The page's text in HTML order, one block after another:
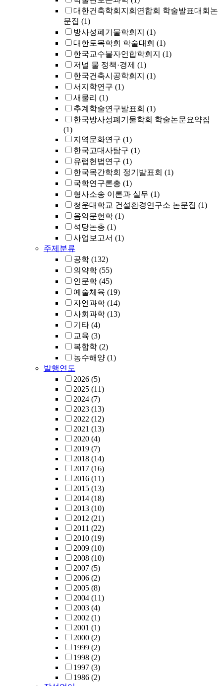
대한건축학회지회연합회 학술발표대회논
문집 (1)
방사성폐기물학회지 (1)
대한토목학회 학술대회 (1)
한국교수불자연합학회지 (1)
저널 물 정책·경제 (1)
한국건축시공학회지 (1)
서지학연구 (1)
새물리 (1)
추계학술연구발표회 (1)
한국방사성폐기물학회 학술논문요약집
(1)
지역문화연구 (1)
한국고대사탐구 (1)
유럽헌법연구 (1)
한국목간학회 정기발표회 (1)
국학연구론총 (1)
형사소송 이론과 실무 (1)
청운대학교 건설환경연구소 논문집 (1)
음악문헌학 (1)
석당논총 (1)
사업보고서 (1)
주제분류
공학 (132)
의약학 (55)
인문학 (45)
예술체육 (19)
자연과학 (14)
사회과학 (13)
기타 (4)
교육 (3)
복합학 (2)
농수해양 (1)
발행연도
2026 (5)
2025 (11)
2024 (7)
2023 (13)
2022 (12)
2021 (13)
2020 (4)
2019 (7)
2018 (14)
2017 (16)
2016 (11)
2015 (13)
2014 (18)
2013 (10)
2012 (21)
2011 (22)
2010 (19)
2009 (10)
2008 (10)
2007 (5)
2006 (2)
2005 (8)
2004 (11)
2003 (4)
2002 (1)
2001 (1)
2000 (2)
1999 (2)
1998 (2)
1997 (3)
1986 (2)